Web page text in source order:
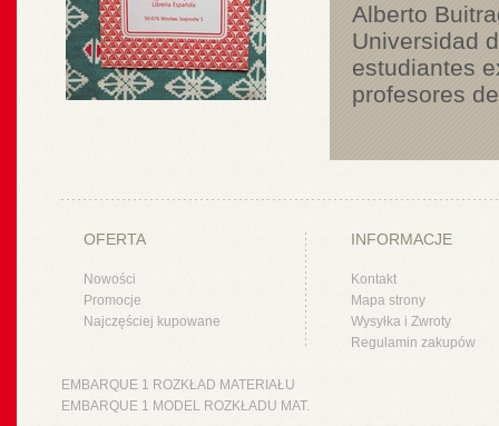
Alberto
Universidad
estudiantes
profesores
OFERTA
Nowości
Promocje
Najczęściej kupowane
INFORMACJE
Kontakt
Mapa strony
Wysyłka i Zwroty
Regulamin zakupów
EMBARQUE 1 ROZKŁAD MATERIAŁU
EMBARQUE 1 MODEL ROZKŁADU MAT.